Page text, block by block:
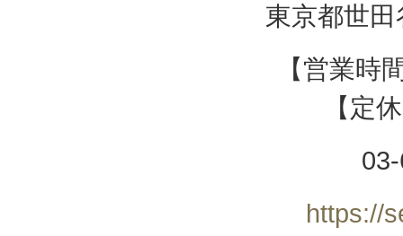
東京都世
【営業
【定
https://